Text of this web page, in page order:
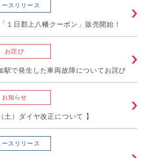
ースリリース
１日郡上八幡クーポン」販売開始！
お詫び
駅で発生した車両故障についてお詫び
お知らせ
土）ダイヤ改正について 】
ースリリース